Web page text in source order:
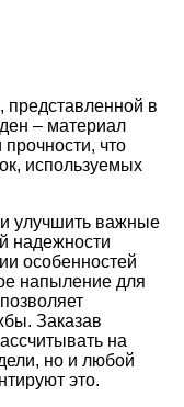
представленной в
– материал
что
используемых
улучшить важные
надежности
особенностей
напыление для
Заказав
на
но и любой
это.